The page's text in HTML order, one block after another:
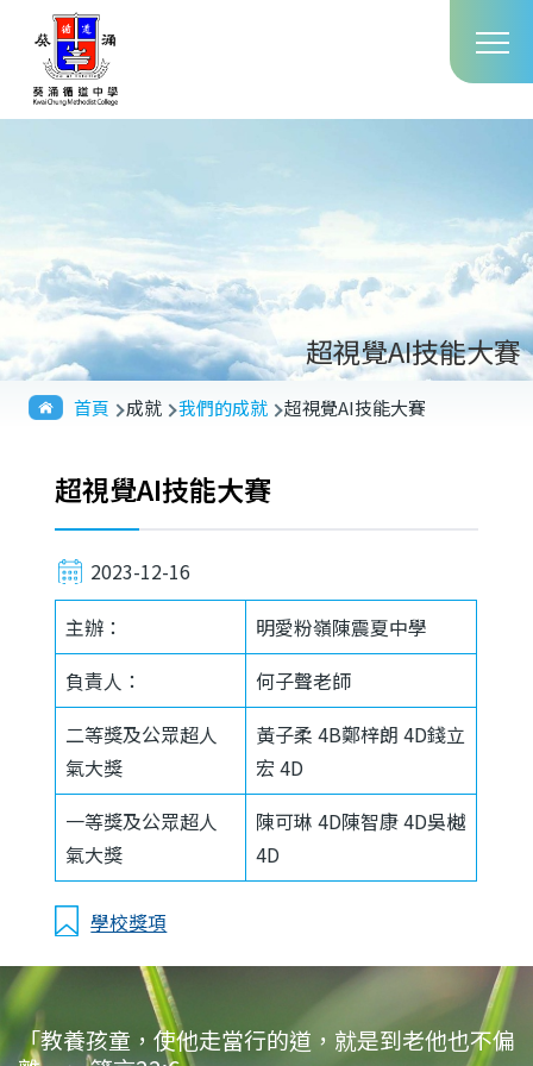
移至主內容
超視覺AI技能大賽
導
首頁 成就 我們的成就 超視覺AI技能大賽
超視覺AI技能大賽
2023-12-16
主辦：
明愛粉嶺陳震夏中學
負責人：
何子聲老師
二等獎及公眾超人
氣大獎
黃子柔 4B鄭梓朗 4D錢立
宏 4D
一等獎及公眾超人
氣大獎
陳可琳 4D陳智康 4D吳樾
4D
學校獎項
「教養孩童，使他走當行的道，就是到老他也不偏